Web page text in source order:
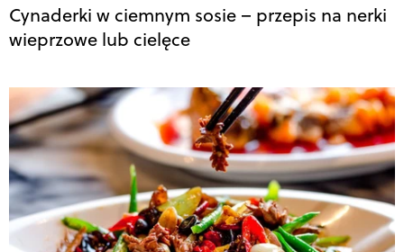
Cynaderki w ciemnym sosie – przepis na nerki
wieprzowe lub cielęce